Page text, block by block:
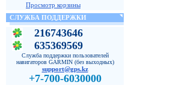
Просмотр корзины
СЛУЖБА ПОДДЕРЖКИ
216743646
635369569
Служба поддержки пользователей
навигаторов GARMIN (без выходных)
support@gps.kz
+7-700-6030000